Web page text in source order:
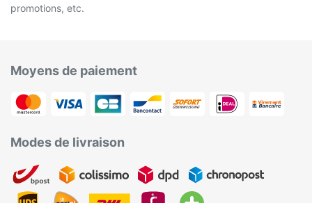
promotions, etc.
Moyens de paiement
Modes de livraison